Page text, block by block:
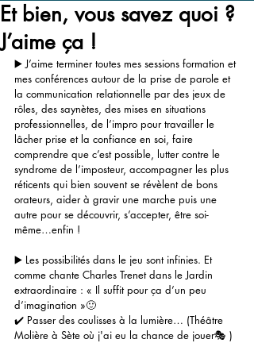
Et bien, vous savez quoi ?
J’aime ça !
▶️ J’aime terminer toutes mes sessions formation et
mes conférences autour de la prise de parole et
la communication relationnelle par des jeux de
rôles, des saynètes, des mises en situations
professionnelles, de l’impro pour travailler le
lâcher prise et la confiance en soi, faire
comprendre que c’est possible, lutter contre le
syndrome de l’imposteur, accompagner les plus
réticents qui bien souvent se révèlent de bons
orateurs, aider à gravir une marche puis une
autre pour se découvrir, s’accepter, être soi-
même…enfin !
▶️ Les possibilités dans le jeu sont infinies. Et
comme chante Charles Trenet dans le Jardin
extraordinaire : « Il suffit pour ça d’un peu
d’imagination »🙂
✔️ Passer des coulisses à la lumière… (Théâtre
Molière à Sète où j'ai eu la chance de jouer🎭 )